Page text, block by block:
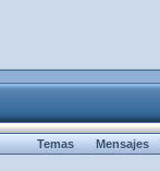
TemasMensajes